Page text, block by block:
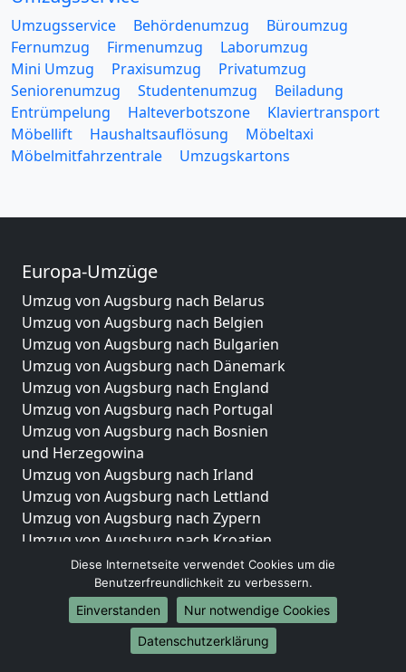
Umzugsservice Behördenumzug
Büroumzug
Fernumzug
Firmenumzug
Laborumzug
Mini Umzug
Praxisumzug
Privatumzug
Seniorenumzug
Studentenumzug
Beiladung
Entrümpelung
Halteverbotszone
Klaviertransport
Möbellift
Haushaltsauflösung
Möbeltaxi
Möbelmitfahrzentrale
Umzugskartons
Europa-Umzüge
Umzug von Augsburg nach Belarus
Umzug von Augsburg nach Belgien
Umzug von Augsburg nach Bulgarien
Umzug von Augsburg nach Dänemark
Umzug von Augsburg nach England
Umzug von Augsburg nach Portugal
Umzug von Augsburg nach Bosnien
und Herzegowina
Umzug von Augsburg nach Irland
Umzug von Augsburg nach Lettland
Umzug von Augsburg nach Zypern
Umzug von Augsburg nach Kroatien
Umzug von Augsburg nach Estland
Umzug von Augsburg nach Finnland
Umzug von Augsburg nach Frankreich
Umzug von Augsburg nach Griechenland
Umzug von Augsburg nach Italien
Diese Internetseite verwendet Cookies um die
Benutzerfreundlichkeit zu verbessern.
Einverstanden
Nur notwendige Cookies
Datenschutzerklärung